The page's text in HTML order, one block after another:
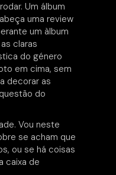
Um álbum
uma review
um àlbum
claras
do género
em cima, sem
decorar as
do
Vou neste
se acham que
ou se há coisas
caixa de